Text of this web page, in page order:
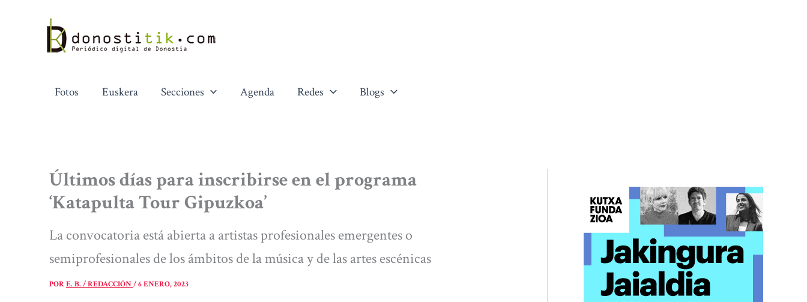
contenido
Fotos Euskera Secciones Agenda Redes Blogs
Últimos días para inscribirse en el programa
‘Katapulta Tour Gipuzkoa’
La convocatoria está abierta a artistas profesionales emergentes o
semiprofesionales de los ámbitos de la música y de las artes escénicas
PORE. B. / REDACCIÓN/6 ENERO, 2023